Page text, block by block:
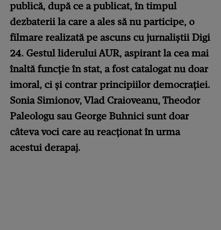
publică, după ce a publicat, în timpul
dezbaterii la care a ales să nu participe, o
filmare realizată pe ascuns cu jurnaliștii Digi
24. Gestul liderului AUR, aspirant la cea mai
înaltă funcție în stat, a fost catalogat nu doar
imoral, ci și contrar principiilor democrației.
Sonia Simionov, Vlad Craioveanu, Theodor
Paleologu sau George Buhnici sunt doar
câteva voci care au reacționat în urma
acestui derapaj.